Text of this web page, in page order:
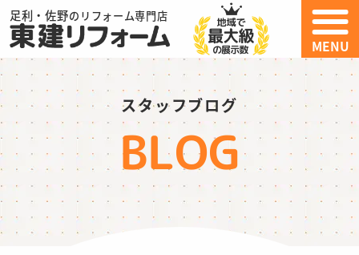
足利・佐野のリフォーム専門店
MENU
スタッフブログ
BLOG